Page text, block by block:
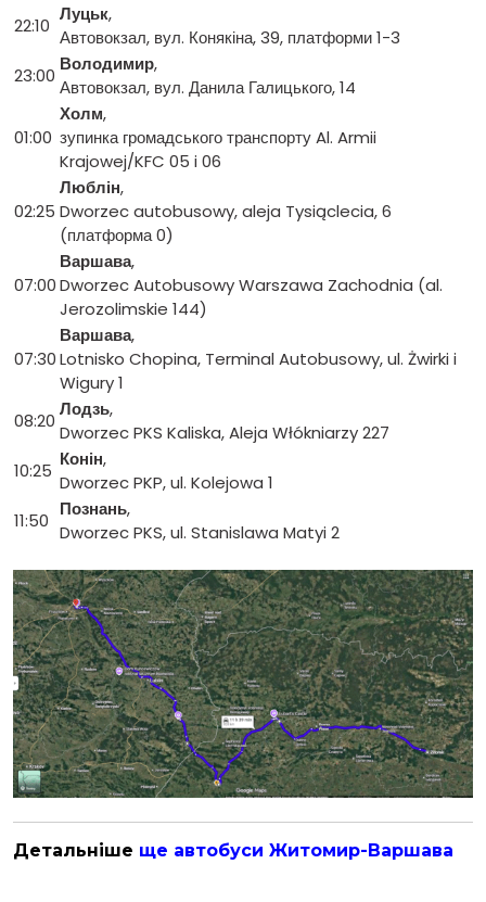
22:10
Луцьк,
Автовокзал, вул. Конякіна, 39, платформи 1-3
23:00
Володимир,
Автовокзал, вул. Данила Галицького, 14
01:00
Холм,
зупинка громадського транспорту Al. Armii
Krajowej/KFC 05 i 06
02:25
Люблін,
Dworzec autobusowy, aleja Tysiąclecia, 6
(платформа 0)
07:00
Варшава,
Dworzec Autobusowy Warszawa Zachodnia (al.
Jerozolimskie 144)
07:30
Варшава,
Lotnisko Chopina, Terminal Autobusowy, ul. Żwirki i
Wigury 1
08:20
Лодзь,
Dworzec PKS Kaliska, Aleja Włókniarzy 227
10:25
Конін,
Dworzec PKP, ul. Kolejowa 1
11:50
Познань,
Dworzec PKS, ul. Stanislawa Matyi 2
Детальніше ще автобуси Житомир-Варшава